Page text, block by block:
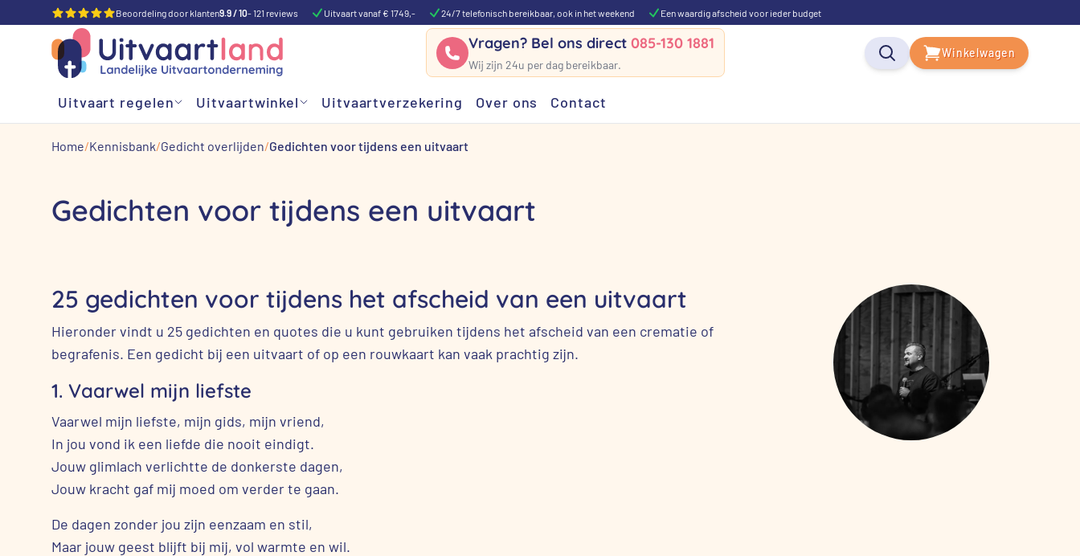
Beoordeling door klanten9.9 / 10- 121 reviews Uitvaart vanaf € 1749,- 24/7 telefonisch bereikbaar, ook in het weekend Een waardig afscheid voor ieder budget
Vragen? Bel ons direct085-130 1881
Wij zijn 24u per dag bereikbaar.
Winkelwagen
Uitvaart regelen Uitvaartwinkel Uitvaartverzekering Over ons Contact
Home Kennisbank Gedicht overlijden Gedichten voor tijdens een uitvaart
Gedichten voor tijdens een uitvaart
25 gedichten voor tijdens het afscheid van een uitvaart
Hieronder vindt u 25 gedichten en quotes die u kunt gebruiken tijdens het afscheid van een crematie of
begrafenis. Een gedicht bij een uitvaart of op een rouwkaart kan vaak prachtig zijn.
1. Vaarwel mijn liefste
Vaarwel mijn liefste, mijn gids, mijn vriend,
In jou vond ik een liefde die nooit eindigt.
Jouw glimlach verlichtte de donkerste dagen,
Jouw kracht gaf mij moed om verder te gaan.
De dagen zonder jou zijn eenzaam en stil,
Maar jouw geest blijft bij mij, vol warmte en wil.